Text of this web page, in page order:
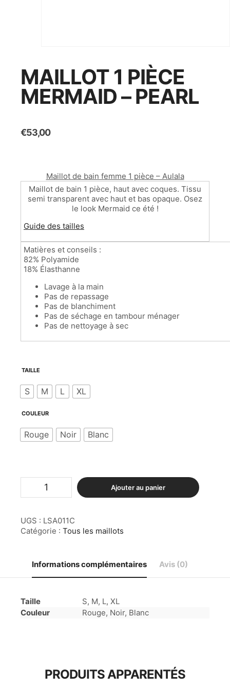
MAILLOT 1 PIÈCE
MERMAID – PEARL
€53,00
Maillot de bain femme 1 pièce – Aulala
Maillot de bain 1 pièce, haut avec coques. Tissu
semi transparent avec haut et bas opaque. Osez
le look Mermaid ce été !
Guide des tailles
Matières et conseils :
82% Polyamide
18% Élasthanne
Lavage à la main
Pas de repassage
Pas de blanchiment
Pas de séchage en tambour ménager
Pas de nettoyage à sec
TAILLE
S M L XL
COULEUR
Rouge Noir Blanc
quantité
pièce
Mermaid
Ajouter au panier
UGS : LSA011C
Catégorie : Tous les maillots
Informations complémentaires Avis (0)
Taille
S, M, L, XL
Couleur
Rouge, Noir, Blanc
PRODUITS APPARENTÉS